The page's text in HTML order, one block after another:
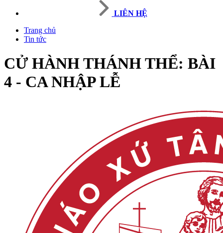
LIÊN HỆ
Trang chủ
Tin tức
CỬ HÀNH THÁNH THỂ: BÀI
4 - CA NHẬP LỄ